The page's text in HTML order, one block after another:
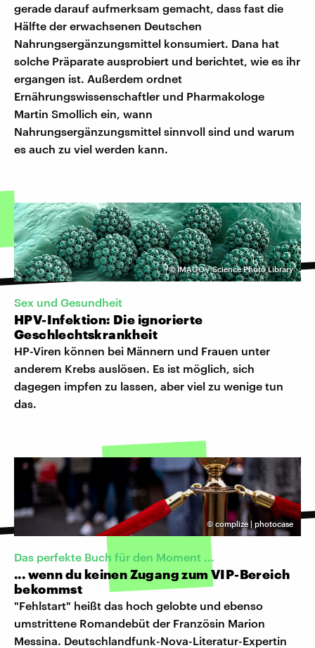
gerade darauf aufmerksam gemacht, dass fast die
Hälfte der erwachsenen Deutschen
Nahrungsergänzungsmittel konsumiert. Dana hat
solche Präparate ausprobiert und berichtet, wie es ihr
ergangen ist. Außerdem ordnet
Ernährungswissenschaftler und Pharmakologe
Martin Smollich ein, wann
Nahrungsergänzungsmittel sinnvoll sind und warum
es auch zu viel werden kann.
©IMAGO / Science Photo Library
Sex und Gesundheit
HPV-Infektion: Die ignorierte
Geschlechtskrankheit
HP-Viren können bei Männern und Frauen unter
anderem Krebs auslösen. Es ist möglich, sich
dagegen impfen zu lassen, aber viel zu wenige tun
das.
© complize | photocase
Das perfekte Buch für den Moment ...
... wenn du keinen Zugang zum VIP-Bereich
bekommst
"Fehlstart" heißt das hoch gelobte und ebenso
umstrittene Romandebüt der Französin Marion
Messina. Deutschlandfunk-Nova-Literatur-Expertin